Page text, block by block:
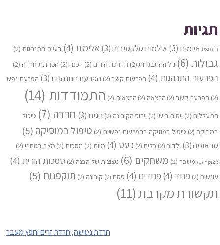
תגיות
PSD(1) איומים (3) אילמות סלקטיבית(3) אלימות (4) בעיות התנהגות (2)
גבולות (6) גיל ההתבגרות (2) הדרכת הורים (2) הכנה (2) הפחתת חרדה (2)
הפרעות התנהגות (4) הפרעות קשב (2) הפרעת התנהגות(3) הפרעת נפש
(2) הפרעת קשב (2) הרצאה (2) הרצאות (2) התמודדות (14)
התעללות (2) ויסות חושי (2) וירוס הקורונה (2) חגים (3) חרדה (7)
טיפול
במוזיקה (2) טיפול במוזיקה בהפרעות נפשיות (2) טיפול במוסיקה (5)
טראומה(3) ילדים (2) כלים (2) כעס (4) מוות (2) מסכות (2) מצב בטחוני (2)
מצוקה (1) משבר (2) משחקים (6) ניצוצות של הבנה (2) סמכות הורית (4)
עונשים (2) פחד (4) פחדים (4) פסח (2) קורונה (2) תוקפנות (5)
תקשורת מקרבת(11)
חרדת נטישה, חרדת זרים וחפץ מעבר